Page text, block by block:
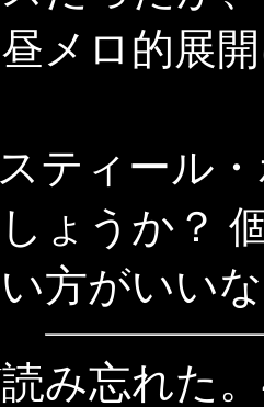
昼メロ的展
ティール
ょうか？
方がいい
み忘れた